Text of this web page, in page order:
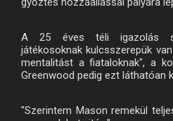
A 25 éves téli igazolás
játékosoknak kulcsszerepük
mentalitást a fiataloknak", a
Greenwood pedig ezt láthatóan
"Szerintem Mason remekül